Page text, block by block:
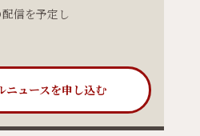
信を予定し
ニュースを申し込む